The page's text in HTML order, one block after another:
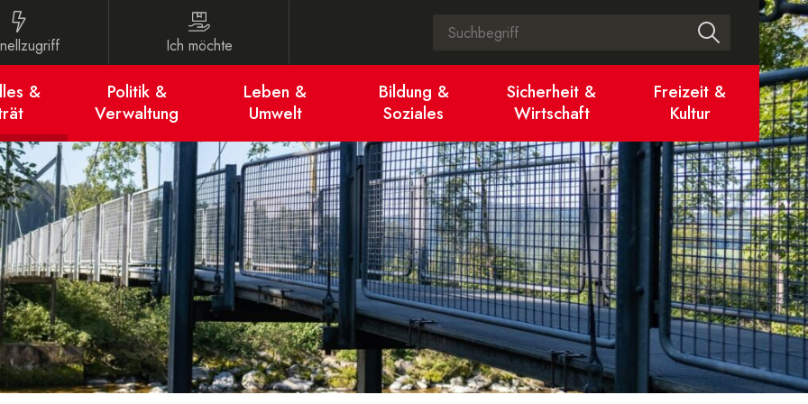
Ich möchte
Ich möchte
Suchbegriff
Suche
&
Politik &
Verwaltung
Leben &
Umwelt
Bildung &
Soziales
Sicherheit &
Wirtschaft
Freizeit &
Kultur